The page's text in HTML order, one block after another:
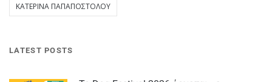
ΚΑΤΕΡΊΝΑ ΠΑΠΑΠΟΣΤΌΛΟΥ
LATEST POSTS